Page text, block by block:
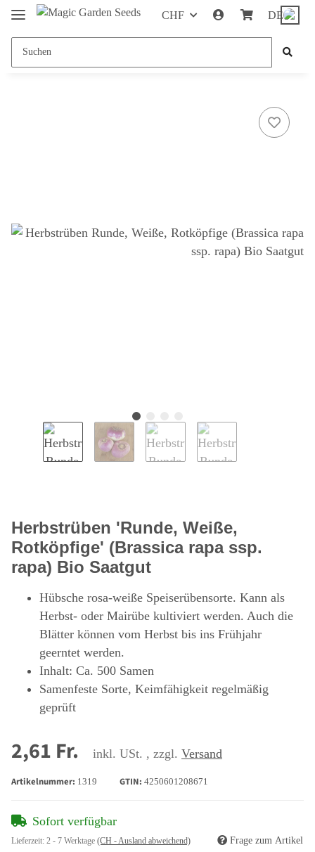
CHF DE
Herbstrüben 'Runde, Weiße,
Rotköpfige' (Brassica rapa ssp.
rapa) Bio Saatgut
Hübsche rosa-weiße Speiserübensorte. Kann als
Herbst- oder Mairübe kultiviert werden. Auch die
Blätter können vom Herbst bis ins Frühjahr
geerntet werden.
Inhalt: Ca. 500 Samen
Samenfeste Sorte, Keimfähigkeit regelmäßig
geprüft
2,61 Fr. inkl. USt. , zzgl. Versand
Artikelnummer: 1319 GTIN: 4250601208671
Sofort verfügbar
Lieferzeit: 2 - 7 Werktage (CH - Ausland abweichend) Frage zum Artikel